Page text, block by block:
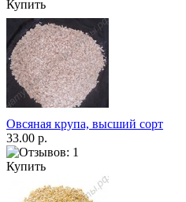
Купить
Овсяная крупа, высший сорт
33.00 р.
Купить